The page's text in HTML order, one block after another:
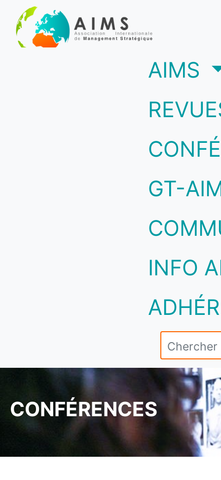
AIMS
GT-
INFO
CONFÉRENCES